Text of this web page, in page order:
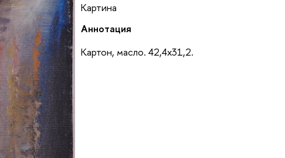
Картина
Аннотация
Картон, масло. 42,4x31,2.